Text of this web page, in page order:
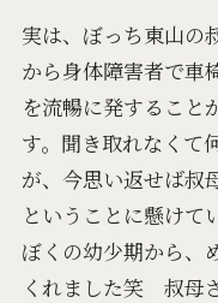
実は、ぼっち東山の
から身体障害者で車
を流暢に発すること
す。聞き取れなくて
が、今思い返せば叔
ということに懸けて
ぼくの幼少期から、
くれました笑 叔母